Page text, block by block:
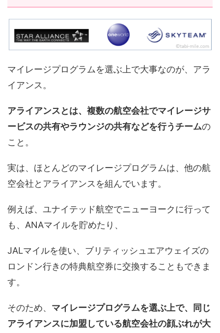
マイレージプログラムを選ぶ上で大事なのが、アラ
イアンス。
アライアンスとは、複数の航空会社でマイレージサ
ービスの共有やラウンジの共有などを行うチームの
こと。
実は、ほとんどのマイレージプログラムは、他の航
空会社とアライアンスを組んでいます。
例えば、ユナイテッド航空でニューヨークに行って
も、ANAマイルを貯めたり、
JALマイルを使い、ブリティッシュエアウェイズの
ロンドン行きの特典航空券に交換することもできま
す。
そのため、 マイレージプログラムを選ぶ上で、同じ
アライアンスに加盟している航空会社の顔ぶれが大